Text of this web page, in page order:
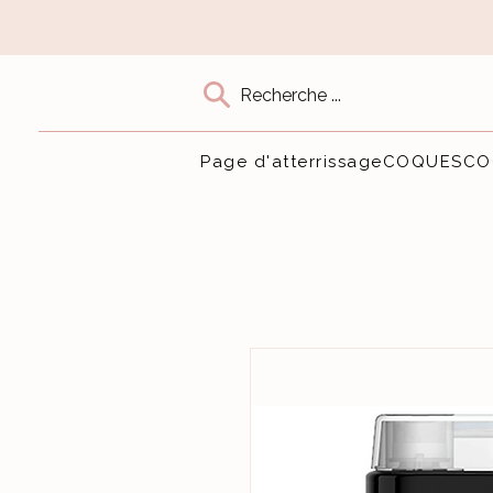
Recherche ...
Page d'atterrissageCOQUES